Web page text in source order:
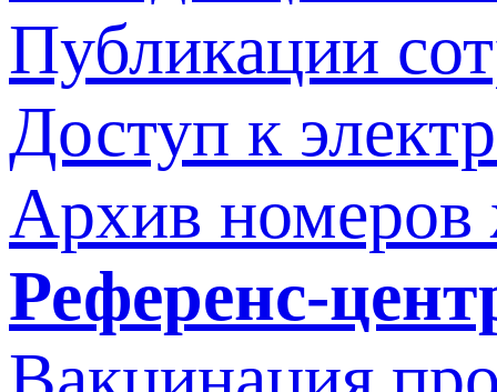
Публикации
Доступ к
Архив номеров
Референс-